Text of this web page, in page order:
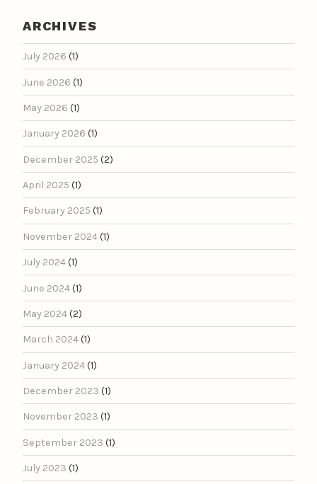
ARCHIVES
July 2026 (1)
June 2026 (1)
May 2026 (1)
January 2026 (1)
December 2025 (2)
April 2025 (1)
February 2025 (1)
November 2024(1)
July 2024(1)
June 2024(1)
May 2024(2)
March 2024(1)
January 2024(1)
December 2023 (1)
November 2023 (1)
September 2023 (1)
July 2023 (1)